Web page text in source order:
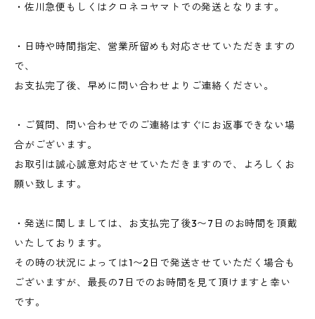
・佐川急便もしくはクロネコヤマトでの発送となります。
・日時や時間指定、営業所留めも対応させていただきますの
で、
お支払完了後、早めに問い合わせよりご連絡ください。
・ご質問、問い合わせでのご連絡はすぐにお返事できない場
合がございます。
お取引は誠心誠意対応させていただきますので、よろしくお
願い致します。
・発送に関しましては、お支払完了後3〜7日のお時間を頂戴
いたしております。
その時の状況によっては1〜2日で発送させていただく場合も
ございますが、最長の7日でのお時間を見て頂けますと幸い
です。